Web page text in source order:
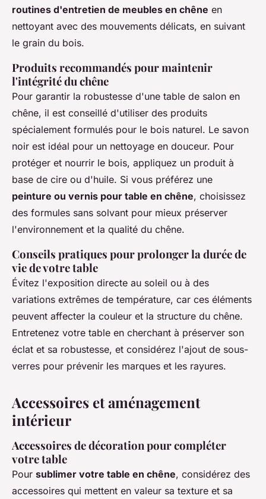
routines d'entretien de meubles en chêne en
nettoyant avec des mouvements délicats, en suivant
le grain du bois.
Produits recommandés pour maintenir
l'intégrité du chêne
Pour garantir la robustesse d'une table de salon en
chêne, il est conseillé d'utiliser des produits
spécialement formulés pour le bois naturel. Le savon
noir est idéal pour un nettoyage en douceur. Pour
protéger et nourrir le bois, appliquez un produit à
base de cire ou d'huile. Si vous préférez une
peinture ou vernis pour table en chêne, choisissez
des formules sans solvant pour mieux préserver
l'environnement et la qualité du chêne.
Conseils pratiques pour prolonger la durée de
vie de votre table
Évitez l'exposition directe au soleil ou à des
variations extrêmes de température, car ces éléments
peuvent affecter la couleur et la structure du chêne.
Entretenez votre table en cherchant à préserver son
éclat et sa robustesse, et considérez l'ajout de sous-
verres pour prévenir les marques et les rayures.
Accessoires et aménagement
intérieur
Accessoires de décoration pour compléter
votre table
Pour sublimer votre table en chêne, considérez des
accessoires qui mettent en valeur sa texture et sa